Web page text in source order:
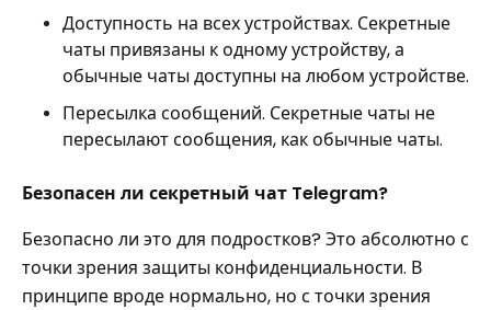
Доступность на всех устройствах. Секретные
чаты привязаны к одному устройству, а
обычные чаты доступны на любом устройстве.
Пересылка сообщений. Секретные чаты не
пересылают сообщения, как обычные чаты.
Безопасен ли секретный чат Telegram?
Безопасно ли это для подростков? Это абсолютно с
точки зрения защиты конфиденциальности. В
принципе вроде нормально, но с точки зрения